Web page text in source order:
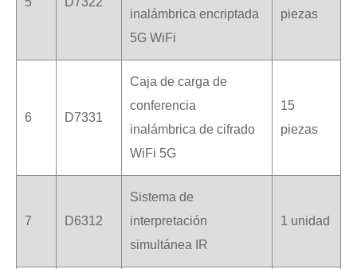
inalámbrica encriptada
5G WiFi
piezas
6 D7331
Caja de carga de
conferencia
inalámbrica de cifrado
WiFi 5G
15
piezas
7 D6312
Sistema de
interpretación
simultánea IR
1 unidad